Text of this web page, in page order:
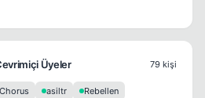
Üyeler 79 kişi
Chorus asiltr Rebellen